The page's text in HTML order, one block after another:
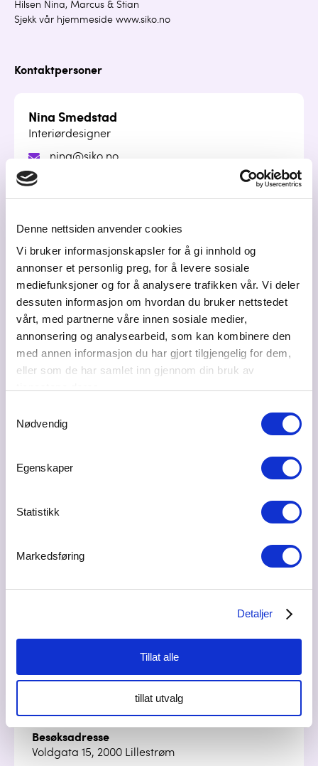
Denne nettsiden anvender cookies
Vi bruker informasjonskapsler for å gi innhold og
annonser et personlig preg, for å levere sosiale
mediefunksjoner og for å analysere trafikken vår. Vi deler
dessuten informasjon om hvordan du bruker nettstedet
vårt, med partnerne våre innen sosiale medier,
annonsering og analysearbeid, som kan kombinere den
med annen informasjon du har gjort tilgjengelig for dem,
eller som de har samlet inn gjennom din bruk av
Nødvendig
Egenskaper
Statistikk
Markedsføring
Detaljer
Tillat alle
tillat utvalg
Hilsen Nina, Marcus & Stian
Sjekk vår hjemmeside www.siko.no
Kontaktpersoner
Nina Smedstad
Interiørdesigner
nina@siko.no
Marcus Ljungh
marcus@siko.no
917 30 260
Stian Andre Holmedahl
Daglig Leder
Besøksadresse
Voldgata 15, 2000 Lillestrøm